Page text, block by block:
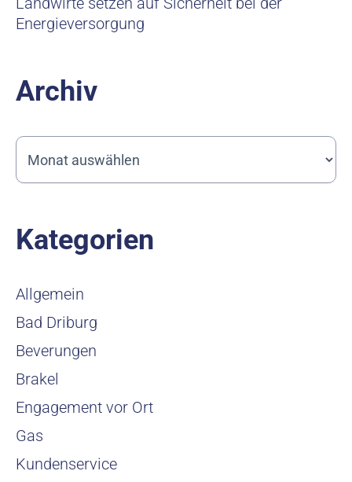
Energieversorgung
Archiv
Kategorien
Allgemein
Bad Driburg
Beverungen
Brakel
Engagement vor Ort
Gas
Kundenservice